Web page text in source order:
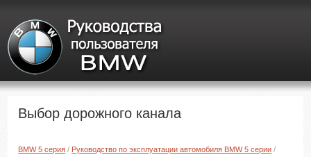
Выбор дорожного канала
BMW 5 серия / Руководство по эксплуатации автомобиля BMW 5 серии /